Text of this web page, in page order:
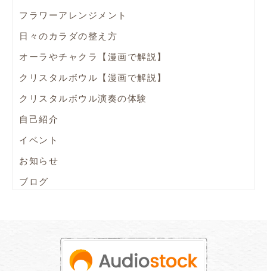
フラワーアレンジメント
日々のカラダの整え方
オーラやチャクラ【漫画で解説】
クリスタルボウル【漫画で解説】
クリスタルボウル演奏の体験
自己紹介
イベント
お知らせ
ブログ